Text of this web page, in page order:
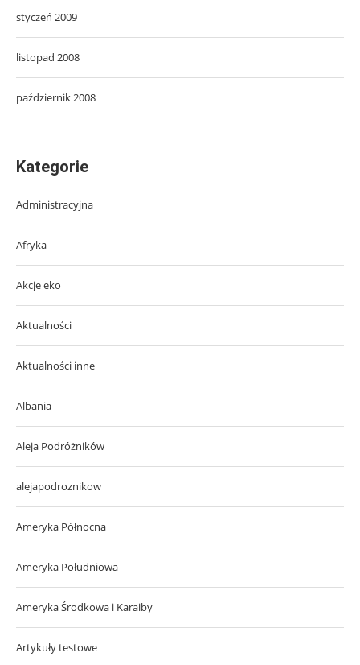
styczeń 2009
listopad 2008
październik 2008
Kategorie
Administracyjna
Afryka
Akcje eko
Aktualności
Aktualności inne
Albania
Aleja Podróżników
alejapodroznikow
Ameryka Północna
Ameryka Południowa
Ameryka Środkowa i Karaiby
Artykuły testowe